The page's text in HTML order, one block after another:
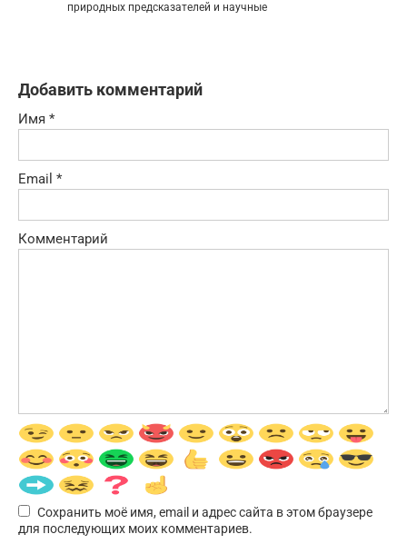
природных предсказателей и научные
Добавить комментарий
Имя *
Email *
Комментарий
Сохранить моё имя, email и адрес сайта в этом браузере
для последующих моих комментариев.